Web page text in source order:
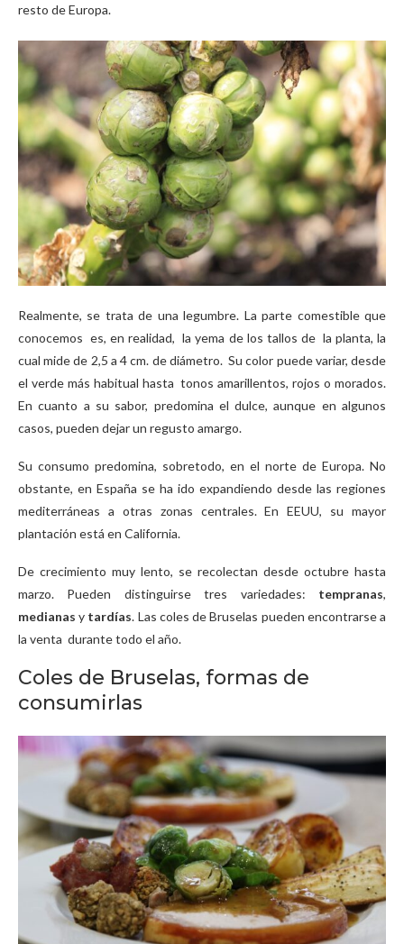
resto de Europa.
Realmente, se trata de una legumbre. La parte comestible que
conocemos es, en realidad, la yema de los tallos de la planta, la
cual mide de 2,5 a 4 cm. de diámetro. Su color puede variar, desde
el verde más habitual hasta tonos amarillentos, rojos o morados.
En cuanto a su sabor, predomina el dulce, aunque en algunos
casos, pueden dejar un regusto amargo.
Su consumo predomina, sobretodo, en el norte de Europa. No
obstante, en España se ha ido expandiendo desde las regiones
mediterráneas a otras zonas centrales. En EEUU, su mayor
plantación está en California.
De crecimiento muy lento, se recolectan desde octubre hasta
marzo. Pueden distinguirse tres variedades: tempranas,
medianas y tardías. Las coles de Bruselas pueden encontrarse a
la venta durante todo el año.
Coles de Bruselas, formas de
consumirlas